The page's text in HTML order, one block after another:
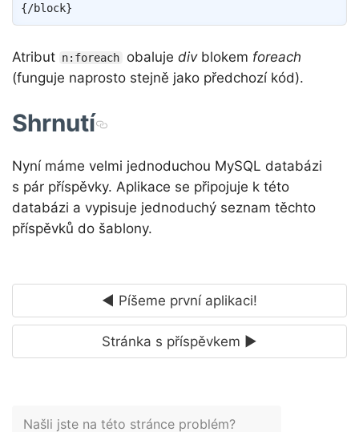
{/block}
Atribut n:foreach obaluje divblokem foreach
(funguje naprosto stejně jako předchozí kód).
Shrnutí
Nyní máme velmi jednoduchou MySQL databázi
s pár příspěvky. Aplikace se připojuje k této
databázi a vypisuje jednoduchý seznam těchto
příspěvků do šablony.
◄ Píšeme první aplikaci!
Stránka s příspěvkem ►